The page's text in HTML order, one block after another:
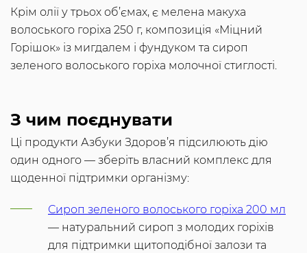
Крім олії у трьох об’ємах, є мелена макуха
волоського горіха 250 г, композиція «Міцний
Горішок» із мигдалем і фундуком та сироп
зеленого волоського горіха молочної стиглості.
З чим поєднувати
Ці продукти Азбуки Здоров’я підсилюють дію
один одного — зберіть власний комплекс для
щоденної підтримки організму:
Сироп зеленого волоського горіха 200 мл
— натуральний сироп з молодих горіхів
для підтримки щитоподібної залози та